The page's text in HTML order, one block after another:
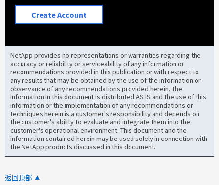
Create Account
NetApp provides no representations or warranties regarding the
accuracy or reliability or serviceability of any information or
recommendations provided in this publication or with respect to
any results that may be obtained by the use of the information or
observance of any recommendations provided herein. The
information in this document is distributed AS IS and the use of this
information or the implementation of any recommendations or
techniques herein is a customer's responsibility and depends on
the customer's ability to evaluate and integrate them into the
customer's operational environment. This document and the
information contained herein may be used solely in connection with
the NetApp products discussed in this document.
返回顶部